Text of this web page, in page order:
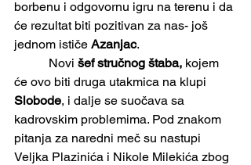
borbenu i odgovornu igru na terenu i da
će rezultat biti pozitivan za nas- još
jednom ističe Azanjac.
	 Novi
šef stručnog štaba, kojem
će ovo biti druga utakmica na klupi
Slobode, i dalje se suočava sa
kadrovskim problemima. Pod znakom
pitanja za naredni meč su nastupi
Veljka Plazinića i Nikole Milekića zbog